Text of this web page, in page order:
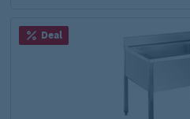
Deal